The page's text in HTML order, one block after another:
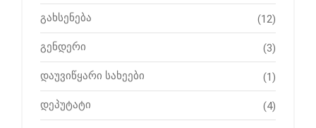
გახსენება (12)
გენდერი (3)
დაუვიწყარი სახეები (1)
დეპუტატი (4)